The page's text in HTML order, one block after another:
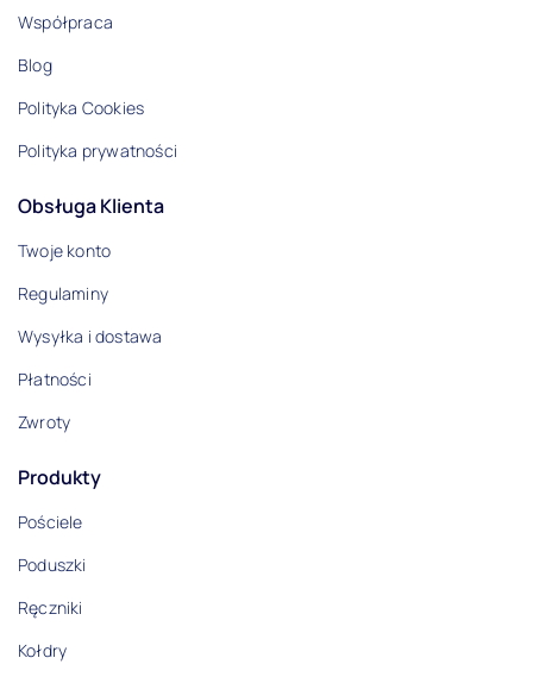
Współpraca
Blog
Polityka Cookies
Polityka prywatności
Obsługa Klienta
Twoje konto
Regulaminy
Wysyłka i dostawa
Płatności
Zwroty
Produkty
Pościele
Poduszki
Ręczniki
Kołdry